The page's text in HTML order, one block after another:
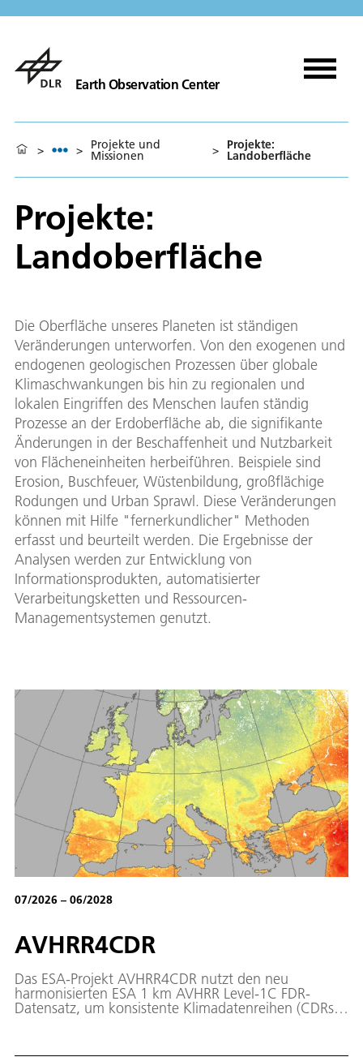
Earth Observation Center
> > Projekte und
Missionen > Projekte:
Landoberfläche
Projekte:
Landoberfläche
Die Oberfläche unseres Planeten ist ständigen
Veränderungen unterworfen. Von den exogenen und
endogenen geologischen Prozessen über globale
Klimaschwankungen bis hin zu regionalen und
lokalen Eingriffen des Menschen laufen ständig
Prozesse an der Erdoberfläche ab, die signifikante
Änderungen in der Beschaffenheit und Nutzbarkeit
von Flächeneinheiten herbeiführen. Beispiele sind
Erosion, Buschfeuer, Wüstenbildung, großflächige
Rodungen und Urban Sprawl. Diese Veränderungen
können mit Hilfe "fernerkundlicher" Methoden
erfasst und beurteilt werden. Die Ergebnisse der
Analysen werden zur Entwicklung von
Informationsprodukten, automatisierter
Verarbeitungsketten und Ressourcen-
Managementsystemen genutzt.
07/2026 – 06/2028
AVHRR4CDR
Das ESA-Projekt AVHRR4CDR nutzt den neu
harmonisierten ESA 1 km AVHRR Level-1C FDR-
Datensatz, um konsistente Klimadatenreihen (CDRs)
gesamten prä-Metop-Zeitraum (1978–2007).